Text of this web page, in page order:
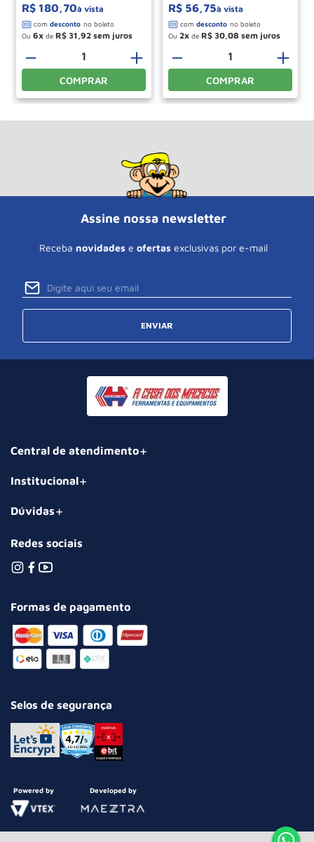
R$ 180,70à vista
Ou 6 de R$ 31 92
＋
－
COMPRAR
R$ 56,75à vista
Ou 2 de R$ 30 08
＋
－
COMPRAR
Assine nossa newsletter
Receba novidades e ofertas exclusivas por e-mail
ENVIAR
Central de atendimento
Institucional
Dúvidas
Redes sociais
Formas de pagamento
Selos de segurança
Powered by Developed by